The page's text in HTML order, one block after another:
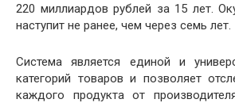
220 миллиардов рублей за 15 лет.
наступит не ранее, чем через семь лет.
Система является единой и
категорий товаров и позволяет
каждого продукта от